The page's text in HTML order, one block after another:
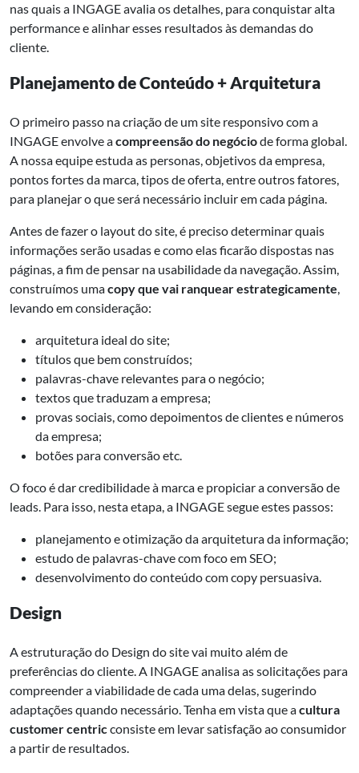
nas quais a INGAGE avalia os detalhes, para conquistar alta
performance e alinhar esses resultados às demandas do
cliente.
Planejamento de Conteúdo + Arquitetura
O primeiro passo na criação de um site responsivo com a
INGAGE envolve acompreensão do negóciode forma global.
A nossa equipe estuda as personas, objetivos da empresa,
pontos fortes da marca, tipos de oferta, entre outros fatores,
para planejar o que será necessário incluir em cada página.
Antes de fazer o layout do site, é preciso determinar quais
informações serão usadas e como elas ficarão dispostas nas
páginas, a fim de pensar na usabilidade da navegação. Assim,
construímos umacopy que vai ranquear estrategicamente,
levando em consideração:
arquitetura ideal do site;
títulos que bem construídos;
palavras-chave relevantes para o negócio;
textos que traduzam a empresa;
provas sociais, como depoimentos de clientes e números
da empresa;
botões para conversão etc.
O foco é dar credibilidade à marca e propiciar a conversão de
leads. Para isso, nesta etapa, a INGAGE segue estes passos:
planejamento e otimização da arquitetura da informação;
estudo de palavras-chave com foco em SEO;
desenvolvimento do conteúdo com copy persuasiva.
Design
A estruturação do Design do site vai muito além de
preferências do cliente. A INGAGE analisa as solicitações para
compreender a viabilidade de cada uma delas, sugerindo
adaptações quando necessário. Tenha em vista que acultura
customer centricconsiste em levar satisfação ao consumidor
a partir de resultados.